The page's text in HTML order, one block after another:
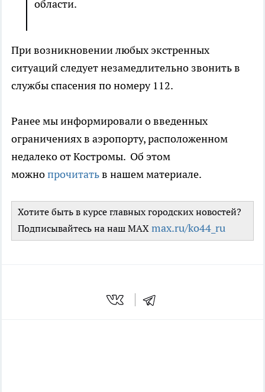
области.
При возникновении любых экстренных
ситуаций следует незамедлительно звонить в
службы спасения по номеру 112.
Ранее мы информировали о введенных
ограничениях в аэропорту, расположенном
недалеко от Костромы. Об этом
можнопрочитатьв нашем материале.
Хотите быть в курсе главных городских новостей?
Подписывайтесь на наш MAX max.ru/ko44_ru